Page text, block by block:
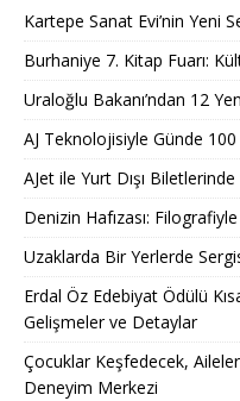
Kartepe Sanat Evi’nin Yeni
Burhaniye 7. Kitap Fuarı:
Uraloğlu Bakanı’ndan 12
AJ Teknolojisiyle Günde
AJet ile Yurt Dışı
Denizin Hafızası:
Uzaklarda Bir Yerlerde
Erdal Öz Edebiyat Ödülü
Gelişmeler ve Detaylar
Çocuklar Keşfedecek,
Deneyim Merkezi